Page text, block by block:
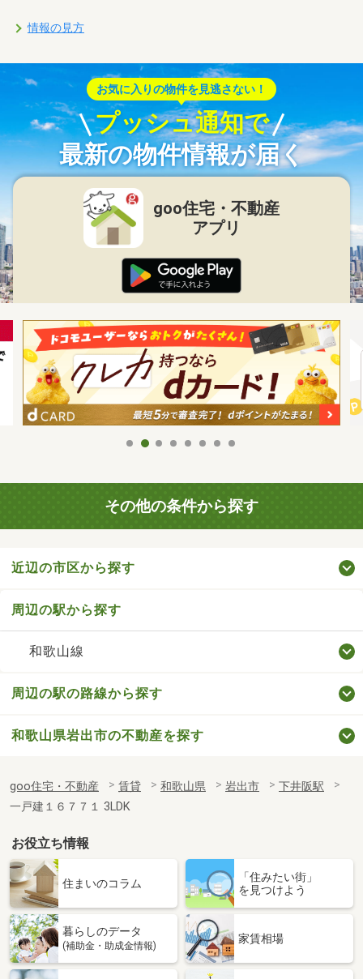
情報の見方
お気に入りの物件を見逃さない！
プッシュ通知で
最新の物件情報が届く
goo住宅・不動産
アプリ
その他の条件から探す
近辺の市区から探す
周辺の駅から探す
和歌山線
周辺の駅の路線から探す
和歌山県岩出市の不動産を探す
goo住宅・不動産 賃貸 和歌山県 岩出市
下井阪駅
一戸建１６７７１ 3LDK
お役立ち情報
住まいのコラム
「住みたい街」
を見つけよう
暮らしのデータ
(補助金・助成金情報)
家賃相場